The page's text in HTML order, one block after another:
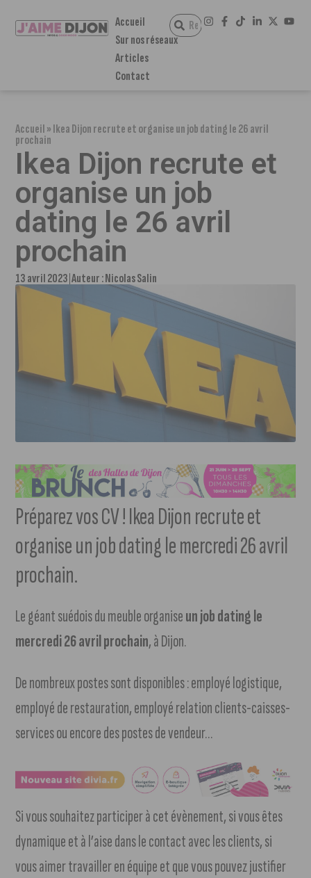
Accueil
Sur nos réseaux
Articles
Contact
Accueil»Ikea Dijon recrute et organise un job dating le 26 avril
prochain
Ikea Dijon recrute et
organise un job
dating le 26 avril
prochain
13 avril 2023 Auteur :Nicolas Salin
Préparez vos CV ! Ikea Dijon recrute et
organise un job dating le mercredi 26 avril
prochain.
Le géant suédois du meuble organiseun job dating le
mercredi 26 avril prochain, à Dijon.
De nombreux postes sont disponibles : employé logistique,
employé de restauration, employé relation clients-caisses-
services ou encore des postes de vendeur…
Si vous souhaitez participer à cet évènement, si vous êtes
dynamique et à l’aise dans le contact avec les clients, si
vous aimer travailler en équipe et que vous pouvez justifier